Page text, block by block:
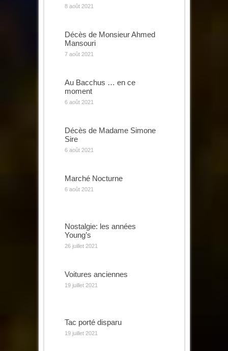
8 août 2021
Décès de Monsieur Ahmed
Mansouri
7 août 2021
Au Bacchus … en ce
moment
6 août 2021
Décès de Madame Simone
Sire
6 août 2021
Marché Nocturne
6 août 2021
Nostalgie: les années
Young’s
26 juillet 2021
Voitures anciennes
19 juillet 2021
Tac porté disparu
19 juillet 2021